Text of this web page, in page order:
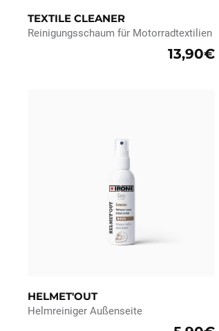
TEXTILE CLEANER
Reinigungsschaum für Motorradtextilien
13,90€
HELMET'OUT
Helmreiniger Außenseite